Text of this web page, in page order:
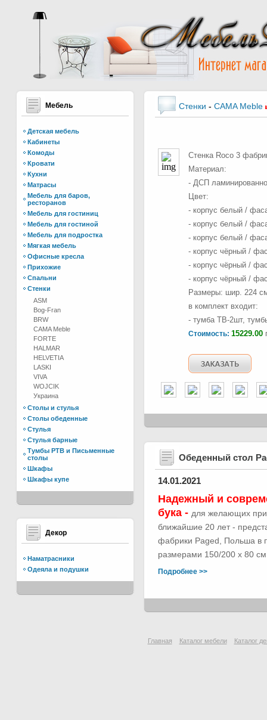
Мебель
Детская мебель
Кабинеты
Комоды
Кровати
Кухни
Матрасы
Мебель для баров,
ресторанов
Мебель для гостиниц
Мебель для гостиной
Мебель для подростка
Мягкая мебель
Офисные кресла
Прихожие
Спальни
Стенки
ASM
Bog-Fran
BRW
CAMA Meble
FORTE
HALMAR
HELVETIA
LASKI
VIVA
WOJCIK
Украина
Столы и стулья
Столы обеденные
Стулья
Стулья барные
Тумбы РТВ и Письменные
столы
Шкафы
Шкафы купе
Декор
Наматрасники
Одеяла и подушки
Стенки - CAMA Meble
Стенка Roco 3
Материал:
- ДСП
Цвет:
- корпус белый /
- корпус белый /
- корпус белый /
- корпус чёрный /
- корпус чёрный /
- корпус чёрный /
Размеры: шир. 224
в комплект входит:
- тумба ТВ-2шт,
Стоимость: 15229.00
Обеденный стол
14.01.2021
Надежный и
бука - для желающих
ближайшие 20 лет -
фабрики Paged, Польша в
размерами 150/200 х 80
Подробнее >>
Главная Каталог мебели Каталог